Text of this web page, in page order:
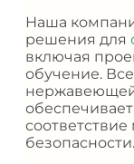
Наша
решения для
включая
обучение.
нержавеющей
безопасности.